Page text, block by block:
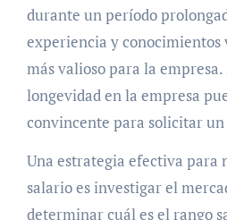
durante un período
experiencia y conocimientos
más valioso para la empresa.
longevidad en la empresa
convincente para solicitar
Una estrategia efectiva para
salario es investigar el
determinar cuál es el rango